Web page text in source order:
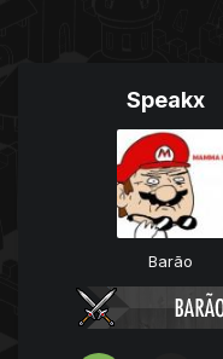
Speakx
Barão